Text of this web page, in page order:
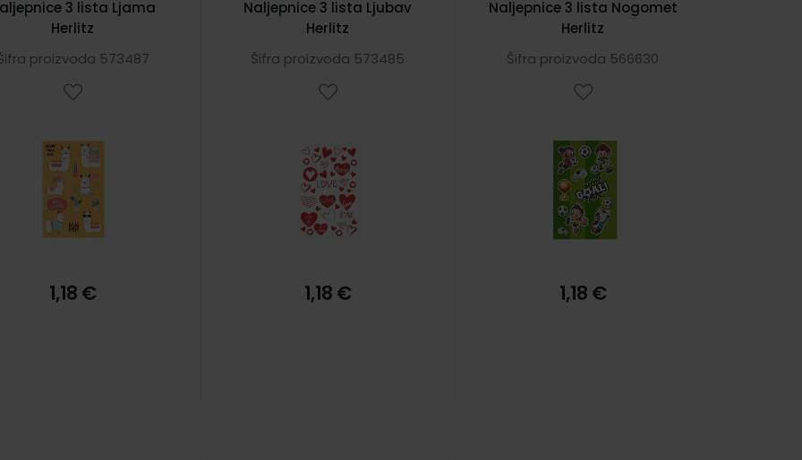
3 lista Ljama
Herlitz
proizvoda 573487
1,18 €
Naljepnice 3 lista Ljubav
Herlitz
Šifra proizvoda 573485
1,18 €
Naljepnice 3 lista Nogomet
Herlitz
Šifra proizvoda 566630
1,18 €